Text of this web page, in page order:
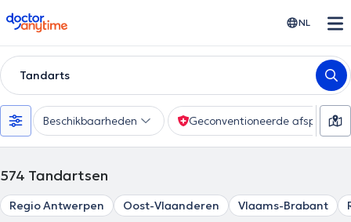
doctoranytime NL
Tandarts
Beschikbaarheden Geconventioneerde afspraak
574 Tandartsen
Regio Antwerpen Oost-Vlaanderen Vlaams-Brabant